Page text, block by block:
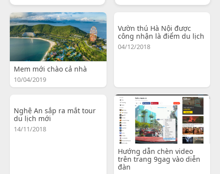
Mem mới chào cả nhà
10/04/2019
Vườn thú Hà Nội được
công nhận là điểm du lịch
04/12/2018
Nghệ An sắp ra mắt tour
du lịch mới
14/11/2018
Hướng dẫn chèn video
trên trang 9gag vào diễn
đàn